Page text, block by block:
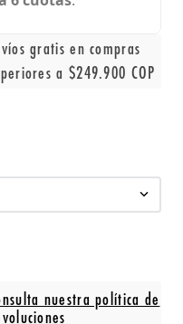
gratis en compras
a $249.900 COP
nuestra política de